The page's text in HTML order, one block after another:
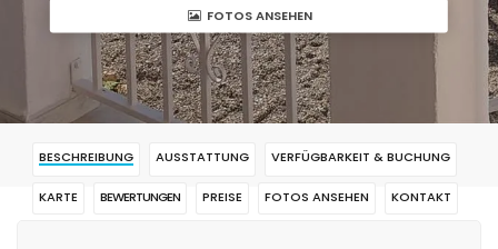
FOTOS ANSEHEN
BESCHREIBUNG AUSSTATTUNG VERFÜGBARKEIT & BUCHUNG
KARTE BEWERTUNGEN PREISE FOTOS ANSEHEN KONTAKT